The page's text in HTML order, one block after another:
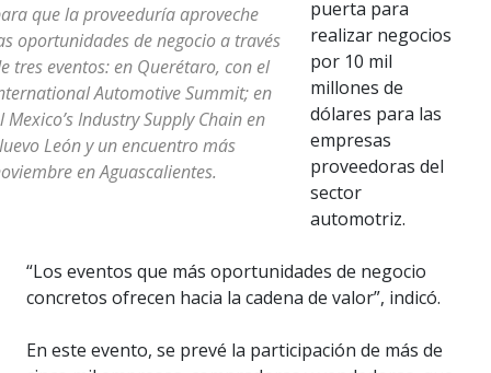
que la proveeduría aproveche
oportunidades de negocio a través
tres eventos: en Querétaro, con el
Automotive Summit; en
Mexico’s Industry Supply Chain en
León y un encuentro más
en Aguascalientes.
puerta para
realizar negocios
por 10 mil
millones de
dólares para las
empresas
proveedoras del
sector
automotriz.
“Los eventos que más oportunidades de negocio
concretos ofrecen hacia la cadena de valor”, indicó.
En este evento, se prevé la participación de más de